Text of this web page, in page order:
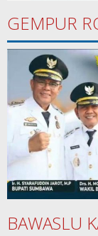
GEMPUR
BAWASLU